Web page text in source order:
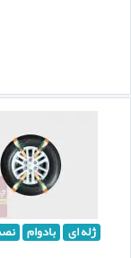
ژله ای بادوام